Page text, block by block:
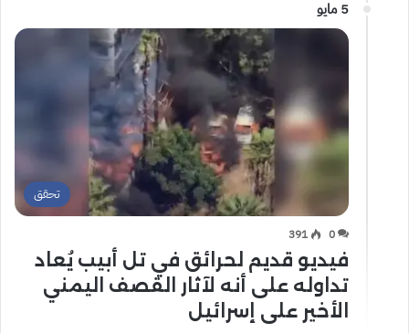
5 مايو
تحقق
0
391
فيديو قديم لحرائق في تل أبيب يُعاد
تداوله على أنه لآثار القصف اليمني
الأخير على إسرائيل